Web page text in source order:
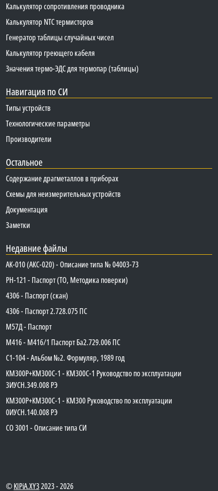
Калькулятор сопротивления проводника
Калькулятор NTC термисторов
Генератор таблицы случайных чисел
Калькулятор греющего кабеля
Значения термо-ЭДС для термопар (таблицы)
Навигация по СИ
Типы устройств
Технологические параметры
Производители
Остальное
Содержание драгметаллов в приборах
Схемы для неизмерительных устройств
Документация
Заметки
Недавние файлы
АК-010 (АКС-020) - Описание типа № 04003-73
PH-121 - Паспорт (ТО, Методика поверки)
4306 - Паспорт (скан)
4306 - Паспорт 2.728.075 ПС
М57Д - Паспорт
М416 - М416/1 Паспорт Ба2.729.006 ПС
C1-104 - Альбом №2. Формуляр, 1989 год
КМ300Р+КМ300С-1 - КМ300C-1 Руководство по эксплуатации
3ИУСН.349.008 РЭ
КМ300Р+КМ300С-1 - КМ300 Руководство по эксплуатации
0ИУСН.140.008 РЭ
СО 3001 - Описание типа СИ
©KIPiA.XY32023 - 2026